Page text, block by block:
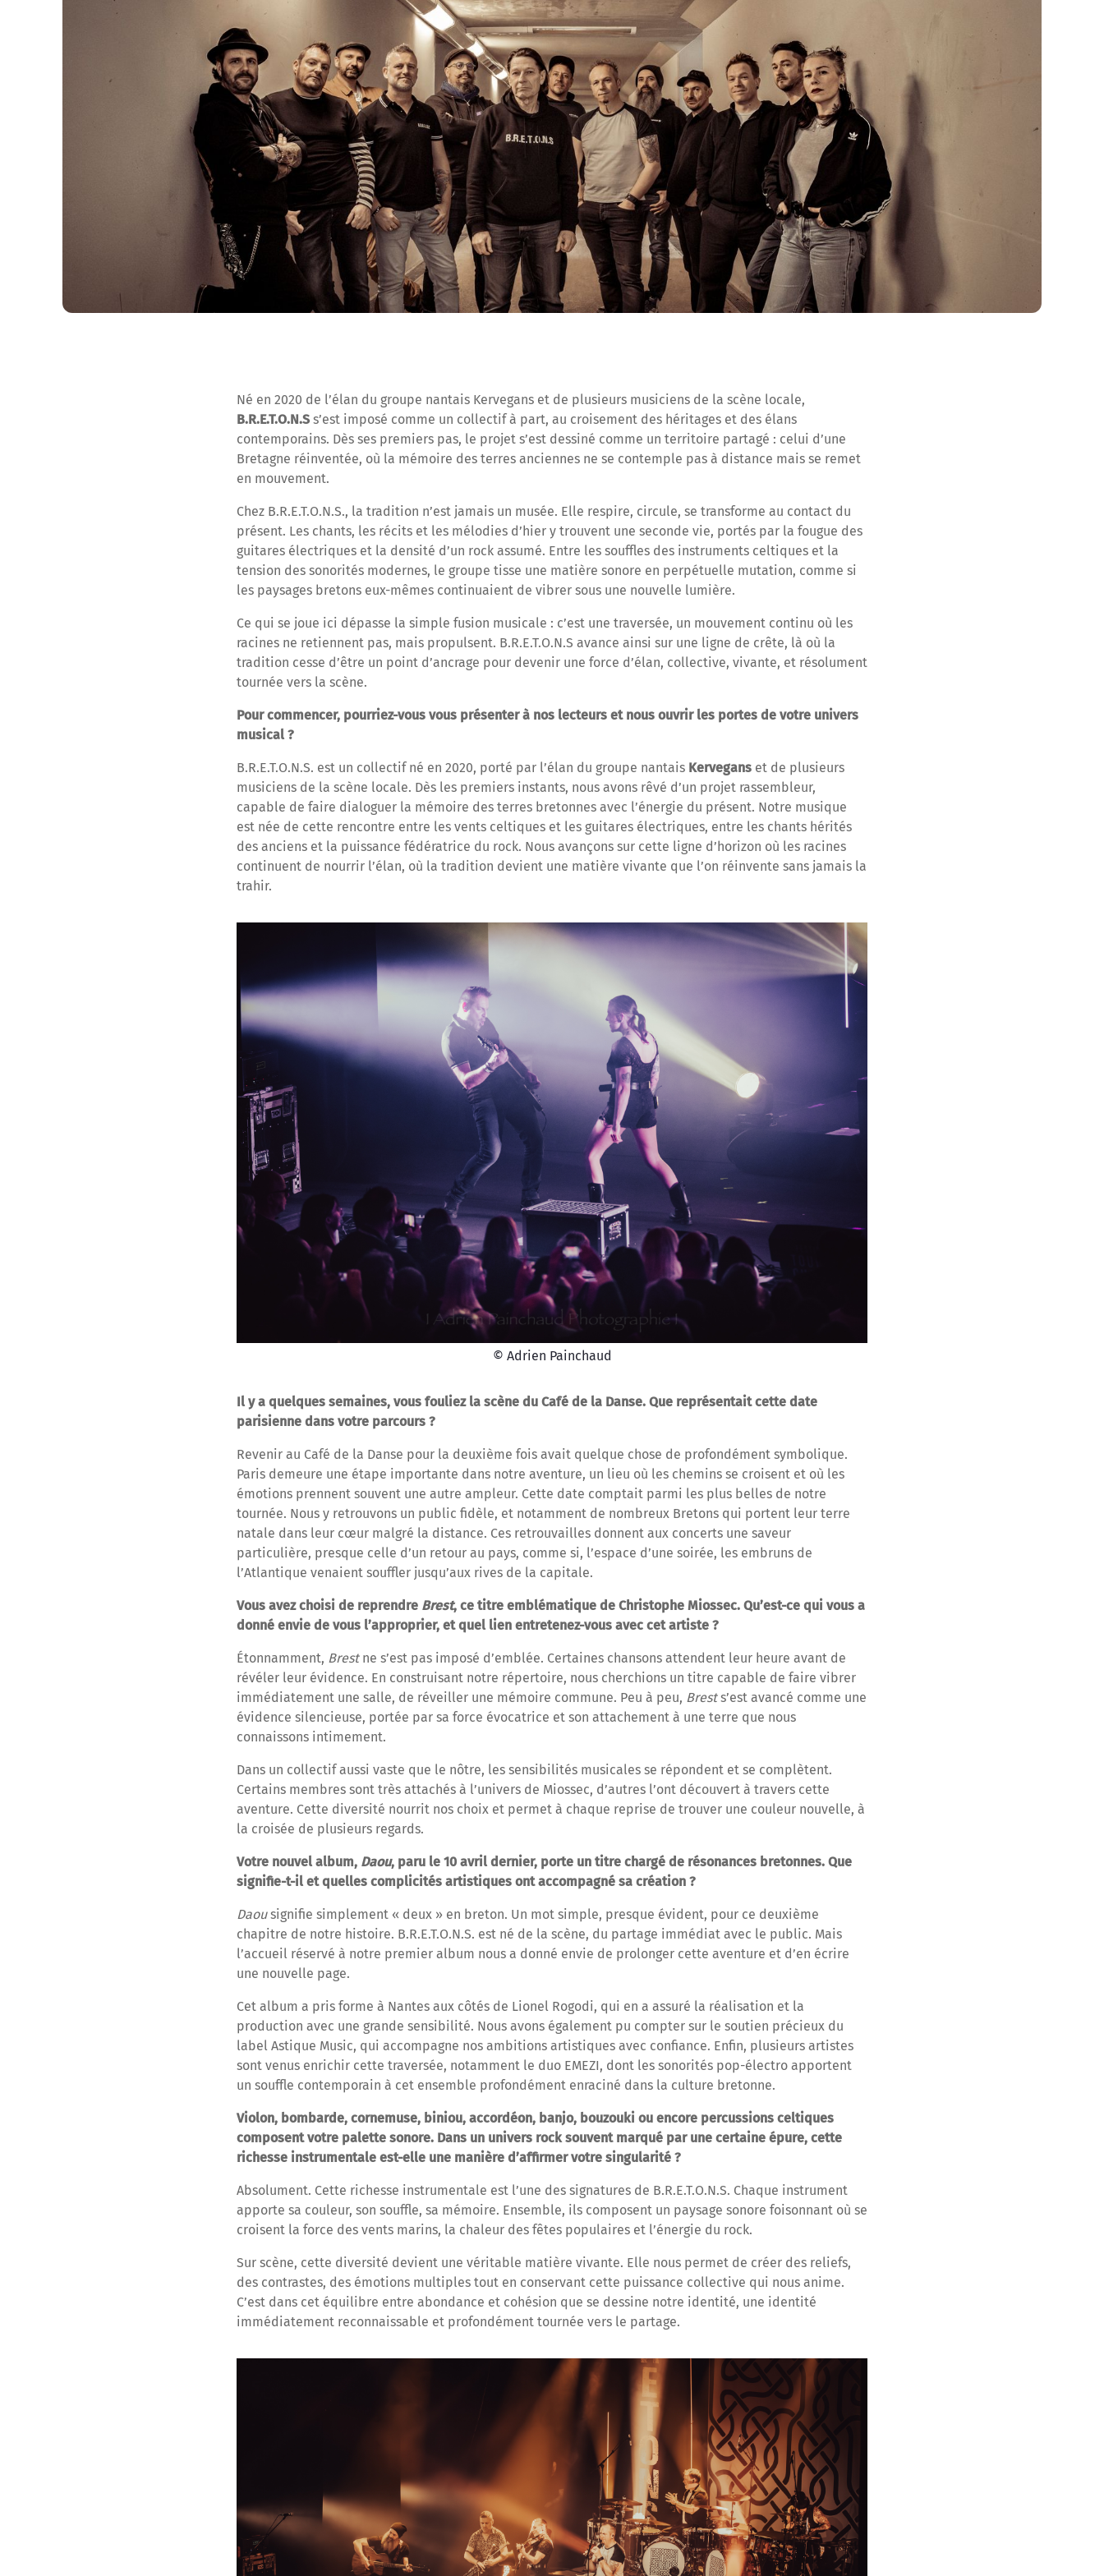
Né en 2020 de l’élan du groupe nantais Kervegans et de plusieurs musiciens de la scène locale,
B.R.E.T.O.N.S s’est imposé comme un collectif à part, au croisement des héritages et des élans
contemporains. Dès ses premiers pas, le projet s’est dessiné comme un territoire partagé : celui d’une
Bretagne réinventée, où la mémoire des terres anciennes ne se contemple pas à distance mais se remet
en mouvement.
Chez B.R.E.T.O.N.S., la tradition n’est jamais un musée. Elle respire, circule, se transforme au contact du
présent. Les chants, les récits et les mélodies d’hier y trouvent une seconde vie, portés par la fougue des
guitares électriques et la densité d’un rock assumé. Entre les souffles des instruments celtiques et la
tension des sonorités modernes, le groupe tisse une matière sonore en perpétuelle mutation, comme si
les paysages bretons eux-mêmes continuaient de vibrer sous une nouvelle lumière.
Ce qui se joue ici dépasse la simple fusion musicale : c’est une traversée, un mouvement continu où les
racines ne retiennent pas, mais propulsent. B.R.E.T.O.N.S avance ainsi sur une ligne de crête, là où la
tradition cesse d’être un point d’ancrage pour devenir une force d’élan, collective, vivante, et résolument
tournée vers la scène.
Pour commencer, pourriez-vous vous présenter à nos lecteurs et nous ouvrir les portes de votre univers
musical ?
B.R.E.T.O.N.S. est un collectif né en 2020, porté par l’élan du groupe nantais Kervegans et de plusieurs
musiciens de la scène locale. Dès les premiers instants, nous avons rêvé d’un projet rassembleur,
capable de faire dialoguer la mémoire des terres bretonnes avec l’énergie du présent. Notre musique
est née de cette rencontre entre les vents celtiques et les guitares électriques, entre les chants hérités
des anciens et la puissance fédératrice du rock. Nous avançons sur cette ligne d’horizon où les racines
continuent de nourrir l’élan, où la tradition devient une matière vivante que l’on réinvente sans jamais la
trahir.
© Adrien Painchaud
Il y a quelques semaines, vous fouliez la scène du Café de la Danse. Que représentait cette date
parisienne dans votre parcours ?
Revenir au Café de la Danse pour la deuxième fois avait quelque chose de profondément symbolique.
Paris demeure une étape importante dans notre aventure, un lieu où les chemins se croisent et où les
émotions prennent souvent une autre ampleur. Cette date comptait parmi les plus belles de notre
tournée. Nous y retrouvons un public fidèle, et notamment de nombreux Bretons qui portent leur terre
natale dans leur cœur malgré la distance. Ces retrouvailles donnent aux concerts une saveur
particulière, presque celle d’un retour au pays, comme si, l’espace d’une soirée, les embruns de
l’Atlantique venaient souffler jusqu’aux rives de la capitale.
Vous avez choisi de reprendre Brest, ce titre emblématique de Christophe Miossec. Qu’est-ce qui vous a
donné envie de vous l’approprier, et quel lien entretenez-vous avec cet artiste ?
Étonnamment, Brestne s’est pas imposé d’emblée. Certaines chansons attendent leur heure avant de
révéler leur évidence. En construisant notre répertoire, nous cherchions un titre capable de faire vibrer
immédiatement une salle, de réveiller une mémoire commune. Peu à peu, Brests’est avancé comme une
évidence silencieuse, portée par sa force évocatrice et son attachement à une terre que nous
connaissons intimement.
Dans un collectif aussi vaste que le nôtre, les sensibilités musicales se répondent et se complètent.
Certains membres sont très attachés à l’univers de Miossec, d’autres l’ont découvert à travers cette
aventure. Cette diversité nourrit nos choix et permet à chaque reprise de trouver une couleur nouvelle, à
la croisée de plusieurs regards.
Votre nouvel album, Daou, paru le 10 avril dernier, porte un titre chargé de résonances bretonnes. Que
signifie-t-il et quelles complicités artistiques ont accompagné sa création ?
Daousignifie simplement « deux » en breton. Un mot simple, presque évident, pour ce deuxième
chapitre de notre histoire. B.R.E.T.O.N.S. est né de la scène, du partage immédiat avec le public. Mais
l’accueil réservé à notre premier album nous a donné envie de prolonger cette aventure et d’en écrire
une nouvelle page.
Cet album a pris forme à Nantes aux côtés de Lionel Rogodi, qui en a assuré la réalisation et la
production avec une grande sensibilité. Nous avons également pu compter sur le soutien précieux du
label Astique Music, qui accompagne nos ambitions artistiques avec confiance. Enfin, plusieurs artistes
sont venus enrichir cette traversée, notamment le duo EMEZI, dont les sonorités pop-électro apportent
un souffle contemporain à cet ensemble profondément enraciné dans la culture bretonne.
Violon, bombarde, cornemuse, biniou, accordéon, banjo, bouzouki ou encore percussions celtiques
composent votre palette sonore. Dans un univers rock souvent marqué par une certaine épure, cette
richesse instrumentale est-elle une manière d’affirmer votre singularité ?
Absolument. Cette richesse instrumentale est l’une des signatures de B.R.E.T.O.N.S. Chaque instrument
apporte sa couleur, son souffle, sa mémoire. Ensemble, ils composent un paysage sonore foisonnant où se
croisent la force des vents marins, la chaleur des fêtes populaires et l’énergie du rock.
Sur scène, cette diversité devient une véritable matière vivante. Elle nous permet de créer des reliefs,
des contrastes, des émotions multiples tout en conservant cette puissance collective qui nous anime.
C’est dans cet équilibre entre abondance et cohésion que se dessine notre identité, une identité
immédiatement reconnaissable et profondément tournée vers le partage.